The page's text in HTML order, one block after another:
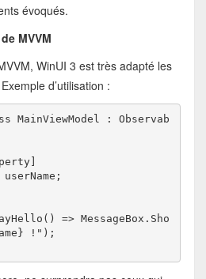
évoqués.
MVVM
WinUI 3 est très adapté les
d’utilisation :
: Observab
=> MessageBox.Sho
!");